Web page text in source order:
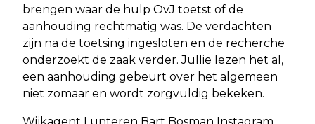
brengen waar de hulp OvJ toetst of de
aanhouding rechtmatig was. De verdachten
zijn na de toetsing ingesloten en de recherche
onderzoekt de zaak verder. Jullie lezen het al,
een aanhouding gebeurt over het algemeen
niet zomaar en wordt zorgvuldig bekeken.